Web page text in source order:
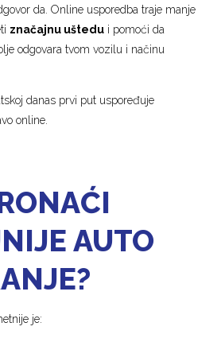
da. Online usporedba traje manje
značajnu uštedu i pomoći da
odgovara tvom vozilu i načinu
danas prvi put uspoređuje
online.
AUTO
je: